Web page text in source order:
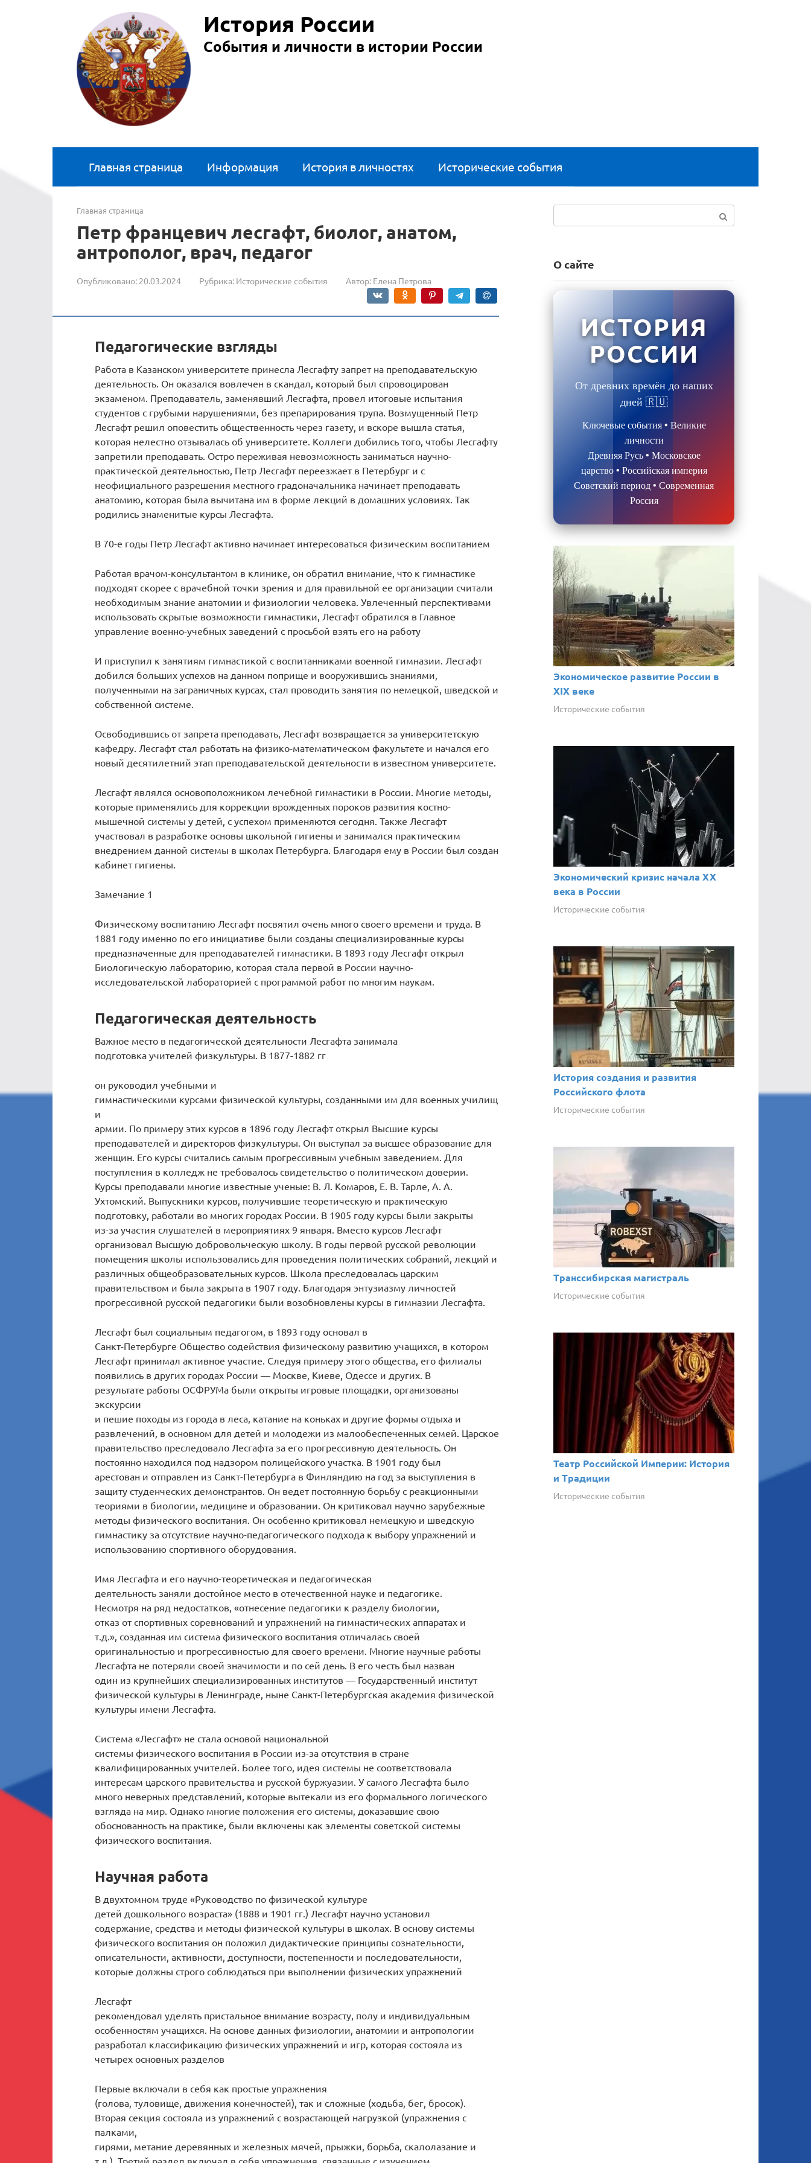
История России
События и личности в истории России
Главная страница Информация История в личностях Исторические события
Главная страница
Петр францевич лесгафт, биолог, анатом,
антрополог, врач, педагог
Опубликовано: 20.03.2024 Рубрика: Исторические события Автор: Елена Петрова
Педагогические взгляды
Работа в Казанском университете принесла Лесгафту запрет на преподавательскую
деятельность. Он оказался вовлечен в скандал, который был спровоцирован
экзаменом. Преподаватель, заменявший Лесгафта, провел итоговые испытания
студентов с грубыми нарушениями, без препарирования трупа. Возмущенный Петр
Лесгафт решил оповестить общественность через газету, и вскоре вышла статья,
которая нелестно отзывалась об университете. Коллеги добились того, чтобы Лесгафту
запретили преподавать. Остро переживая невозможность заниматься научно-
практической деятельностью, Петр Лесгафт переезжает в Петербург и с
неофициального разрешения местного градоначальника начинает преподавать
анатомию, которая была вычитана им в форме лекций в домашних условиях. Так
родились знаменитые курсы Лесгафта.
В 70-е годы Петр Лесгафт активно начинает интересоваться физическим воспитанием
Работая врачом-консультантом в клинике, он обратил внимание, что к гимнастике
подходят скорее с врачебной точки зрения и для правильной ее организации считали
необходимым знание анатомии и физиологии человека. Увлеченный перспективами
использовать скрытые возможности гимнастики, Лесгафт обратился в Главное
управление военно-учебных заведений с просьбой взять его на работу
И приступил к занятиям гимнастикой с воспитанниками военной гимназии. Лесгафт
добился больших успехов на данном поприще и вооружившись знаниями,
полученными на заграничных курсах, стал проводить занятия по немецкой, шведской и
собственной системе.
Освободившись от запрета преподавать, Лесгафт возвращается за университетскую
кафедру. Лесгафт стал работать на физико-математическом факультете и начался его
новый десятилетний этап преподавательской деятельности в известном университете.
Лесгафт являлся основоположником лечебной гимнастики в России. Многие методы,
которые применялись для коррекции врожденных пороков развития костно-
мышечной системы у детей, с успехом применяются сегодня. Также Лесгафт
участвовал в разработке основы школьной гигиены и занимался практическим
внедрением данной системы в школах Петербурга. Благодаря ему в России был создан
кабинет гигиены.
Замечание 1
Физическому воспитанию Лесгафт посвятил очень много своего времени и труда. В
1881 году именно по его инициативе были созданы специализированные курсы
предназначенные для преподавателей гимнастики. В 1893 году Лесгафт открыл
Биологическую лабораторию, которая стала первой в России научно-
исследовательской лабораторией с программой работ по многим наукам.
Педагогическая деятельность
Важное место в педагогической деятельности Лесгафта занимала
подготовка учителей физкультуры. В 1877-1882 гг
он руководил учебными и
гимнастическими курсами физической культуры, созданными им для военных училищ
и
армии. По примеру этих курсов в 1896 году Лесгафт открыл Высшие курсы
преподавателей и директоров физкультуры. Он выступал за высшее образование для
женщин. Его курсы считались самым прогрессивным учебным заведением. Для
поступления в колледж не требовалось свидетельство о политическом доверии.
Курсы преподавали многие известные ученые: В. Л. Комаров, Е. В. Тарле, А. А.
Ухтомский. Выпускники курсов, получившие теоретическую и практическую
подготовку, работали во многих городах России. В 1905 году курсы были закрыты
из-за участия слушателей в мероприятиях 9 января. Вместо курсов Лесгафт
организовал Высшую добровольческую школу. В годы первой русской революции
помещения школы использовались для проведения политических собраний, лекций и
различных общеобразовательных курсов. Школа преследовалась царским
правительством и была закрыта в 1907 году. Благодаря энтузиазму личностей
прогрессивной русской педагогики были возобновлены курсы в гимназии Лесгафта.
Лесгафт был социальным педагогом, в 1893 году основал в
Санкт-Петербурге Общество содействия физическому развитию учащихся, в котором
Лесгафт принимал активное участие. Следуя примеру этого общества, его филиалы
появились в других городах России — Москве, Киеве, Одессе и других. В
результате работы ОСФРУМа были открыты игровые площадки, организованы
экскурсии
и пешие походы из города в леса, катание на коньках и другие формы отдыха и
развлечений, в основном для детей и молодежи из малообеспеченных семей. Царское
правительство преследовало Лесгафта за его прогрессивную деятельность. Он
постоянно находился под надзором полицейского участка. В 1901 году был
арестован и отправлен из Санкт-Петербурга в Финляндию на год за выступления в
защиту студенческих демонстрантов. Он ведет постоянную борьбу с реакционными
теориями в биологии, медицине и образовании. Он критиковал научно зарубежные
методы физического воспитания. Он особенно критиковал немецкую и шведскую
гимнастику за отсутствие научно-педагогического подхода к выбору упражнений и
использованию спортивного оборудования.
Имя Лесгафта и его научно-теоретическая и педагогическая
деятельность заняли достойное место в отечественной науке и педагогике.
Несмотря на ряд недостатков, «отнесение педагогики к разделу биологии,
отказ от спортивных соревнований и упражнений на гимнастических аппаратах и
т.д.», созданная им система физического воспитания отличалась своей
оригинальностью и прогрессивностью для своего времени. Многие научные работы
Лесгафта не потеряли своей значимости и по сей день. В его честь был назван
один из крупнейших специализированных институтов — Государственный институт
физической культуры в Ленинграде, ныне Санкт-Петербургская академия физической
культуры имени Лесгафта.
Система «Лесгафт» не стала основой национальной
системы физического воспитания в России из-за отсутствия в стране
квалифицированных учителей. Более того, идея системы не соответствовала
интересам царского правительства и русской буржуазии. У самого Лесгафта было
много неверных представлений, которые вытекали из его формального логического
взгляда на мир. Однако многие положения его системы, доказавшие свою
обоснованность на практике, были включены как элементы советской системы
физического воспитания.
Научная работа
В двухтомном труде «Руководство по физической культуре
детей дошкольного возраста» (1888 и 1901 гг.) Лесгафт научно установил
содержание, средства и методы физической культуры в школах. В основу системы
физического воспитания он положил дидактические принципы сознательности,
описательности, активности, доступности, постепенности и последовательности,
которые должны строго соблюдаться при выполнении физических упражнений
Лесгафт
рекомендовал уделять пристальное внимание возрасту, полу и индивидуальным
особенностям учащихся. На основе данных физиологии, анатомии и антропологии
разработал классификацию физических упражнений и игр, которая состояла из
четырех основных разделов
Первые включали в себя как простые упражнения
(голова, туловище, движения конечностей), так и сложные (ходьба, бег, бросок).
Вторая секция состояла из упражнений с возрастающей нагрузкой (упражнения с
палками,
гирями, метание деревянных и железных мячей, прыжки, борьба, скалолазание и
О сайте
ИСТОРИЯ
РОССИИ
От древних времён до наших
дней 🇷🇺
Ключевые события • Великие
личности
Древняя Русь • Московское
царство • Российская империя
Советский период • Современная
Россия
Экономическое развитие России в
XIX веке
Исторические события
Экономический кризис начала XX
века в России
Исторические события
История создания и развития
Российского флота
Исторические события
Транссибирская магистраль
Исторические события
Театр Российской Империи: История
и Традиции
Исторические события